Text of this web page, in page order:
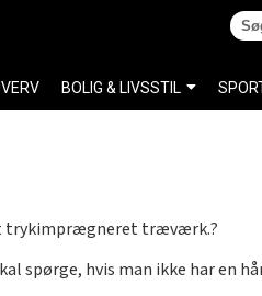
trykimprægneret træværk.?
spørge, hvis man ikke har en
BOLIG & LIVSSTIL